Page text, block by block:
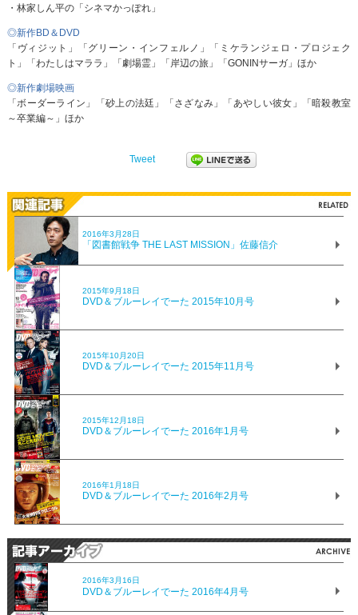
・林家しん平の「シネマかっぽれ」
◎新作BD＆DVD
「ヴィジット」「グリーン・インフェルノ」「ミケランジェロ・プロジェク
ト」「わたしはマララ」「劇場霊」「岸辺の旅」「GONINサーガ」ほか
◎新作劇場映画
「ボーダーライン」「砂上の法廷」「さざなみ」「あやしい彼女」「暗殺教室
～卒業編～」ほか
Tweet
2016年3月28日
「図書館戦争 THE LAST MISSION」佐藤信介
2015年9月18日
DVD＆ブルーレイでーた 2015年10月号
2015年10月20日
DVD＆ブルーレイでーた 2015年11月号
2015年12月18日
DVD＆ブルーレイでーた 2016年1月号
2016年1月18日
DVD＆ブルーレイでーた 2016年2月号
2016年3月16日
DVD＆ブルーレイでーた 2016年4月号